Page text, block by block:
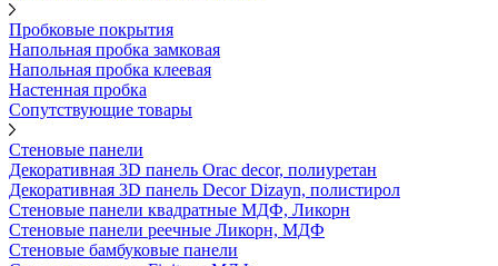
Пробковые покрытия
Напольная пробка замковая
Напольная пробка клеевая
Настенная пробка
Сопутствующие товары
Стеновые панели
Декоративная 3D панель Orac decor, полиуретан
Декоративная 3D панель Decor Dizayn, полистирол
Стеновые панели квадратные МДФ, Ликорн
Стеновые панели реечные Ликорн, МДФ
Стеновые бамбуковые панели